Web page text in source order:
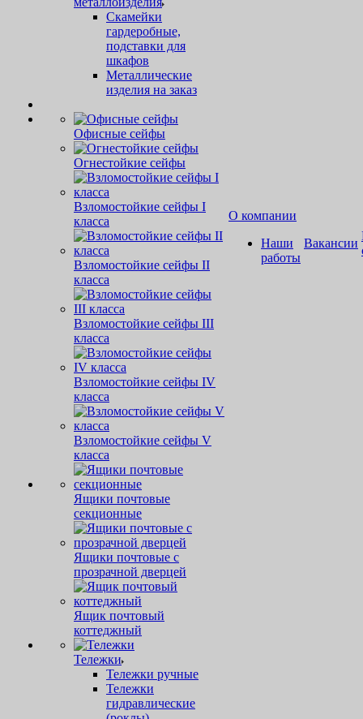
Скамейки
гардеробные,
подставки для
шкафов
Металлические
изделия на заказ
Офисные сейфы
Огнестойкие сейфы
Взломостойкие сейфы I
класса
Взломостойкие сейфы II
класса
Взломостойкие сейфы III
класса
Взломостойкие сейфы IV
класса
Взломостойкие сейфы V
класса
Ящики почтовые
секционные
Ящики почтовые с
прозрачной дверцей
Ящик почтовый
коттеджный
Тележки
Тележки ручные
Тележки
гидравлические
О компании
Наши
работы
Вакансии